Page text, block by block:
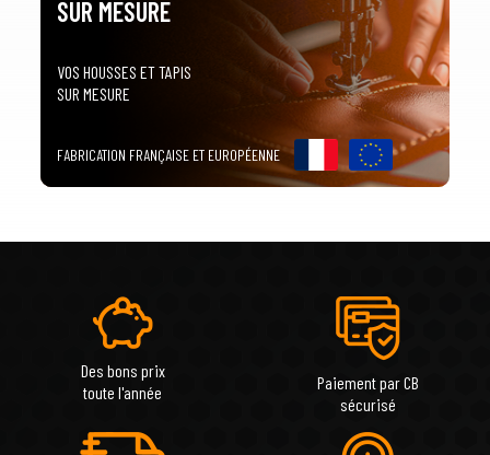
SUR MESURE
VOS HOUSSES ET TAPIS
SUR MESURE
FABRICATION FRANÇAISE ET EUROPÉENNE
Des bons prix
toute l'année
Paiement par CB
sécurisé